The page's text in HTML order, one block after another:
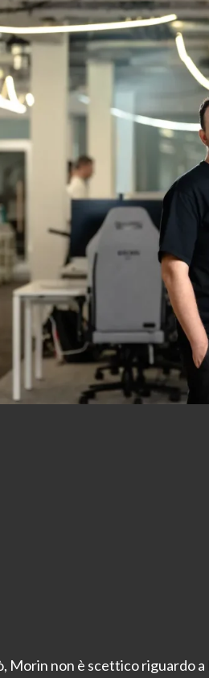
Morin non è scettico riguardo a